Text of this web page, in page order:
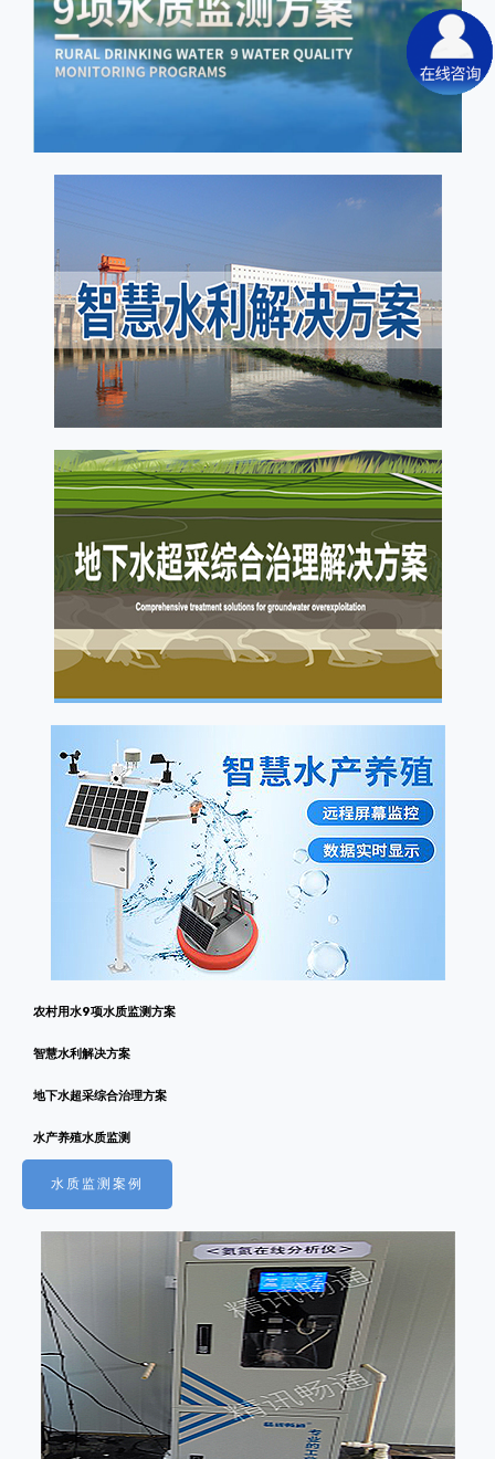
农村用水9项水质监测方案
智慧水利解决方案
地下水超采综合治理方案
水产养殖水质监测
水质监测案例